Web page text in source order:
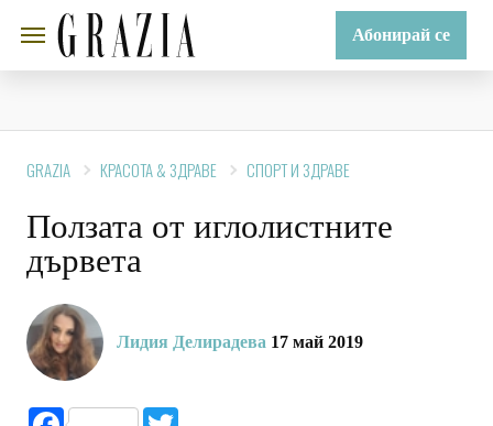
Абонирай се
GRAZIA КРАСОТА & ЗДРАВЕ СПОРТ И ЗДРАВЕ
Ползата от иглолистните
дървета
Лидия Делирадева 17 май 2019
Facebook